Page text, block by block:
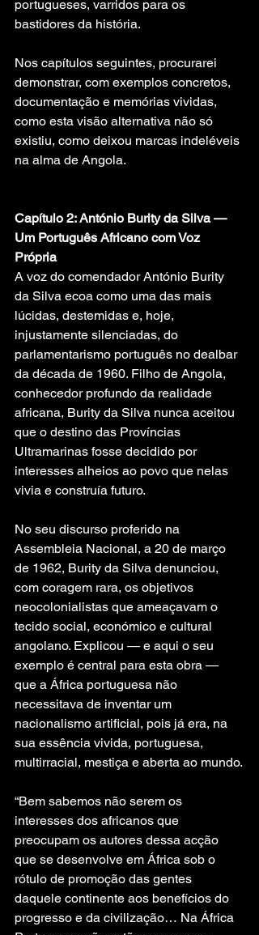
portugueses, varridos para os
bastidores da história.
Nos capítulos seguintes, procurarei
demonstrar, com exemplos concretos,
documentação e memórias vividas,
como esta visão alternativa não só
existiu, como deixou marcas indeléveis
na alma de Angola.
Capítulo 2: António Burity da Silva —
Um Português Africano com Voz
Própria
A voz do comendador António Burity
da Silva ecoa como uma das mais
lúcidas, destemidas e, hoje,
injustamente silenciadas, do
parlamentarismo português no dealbar
da década de 1960. Filho de Angola,
conhecedor profundo da realidade
africana, Burity da Silva nunca aceitou
que o destino das Províncias
Ultramarinas fosse decidido por
interesses alheios ao povo que nelas
vivia e construía futuro.
No seu discurso proferido na
Assembleia Nacional, a 20 de março
de 1962, Burity da Silva denunciou,
com coragem rara, os objetivos
neocolonialistas que ameaçavam o
tecido social, económico e cultural
angolano. Explicou — e aqui o seu
exemplo é central para esta obra —
que a África portuguesa não
necessitava de inventar um
nacionalismo artificial, pois já era, na
sua essência vivida, portuguesa,
multirracial, mestiça e aberta ao mundo.
“Bem sabemos não serem os
interesses dos africanos que
preocupam os autores dessa acção
que se desenvolve em África sob o
rótulo de promoção das gentes
daquele continente aos benefícios do
progresso e da civilização… Na África